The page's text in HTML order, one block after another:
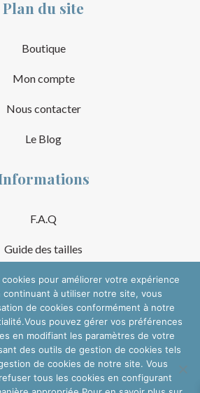
Plan du site
Boutique
Mon compte
Nous contacter
Le Blog
F.A.Q
Guide des tailles
Mentions Légales
Générales de Vente
sur les réseaux
pour améliorer votre expérience
continuant à utiliser notre site, vous
de cookies conformément à notre
pouvez gérer vos préférences
en modifiant les paramètres de votre
des outils de gestion de cookies tels
de cookies de notre site. Vous
tous les cookies en configurant